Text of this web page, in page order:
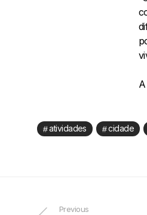
atividades cidade
Previous